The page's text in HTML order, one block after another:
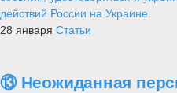
действий России на Украине.
28 января Статьи
⑬ Неожиданная